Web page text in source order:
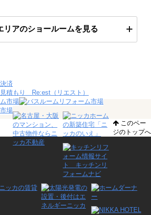
リアのショールームを見る
このペー
ジのトップへ